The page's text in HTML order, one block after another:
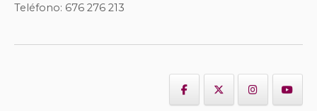
Teléfono: 676 276 213